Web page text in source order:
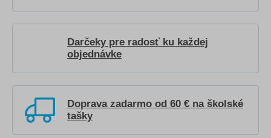
Darčeky pre radosť ku každej
objednávke
Doprava zadarmo od 60 € na školské
tašky